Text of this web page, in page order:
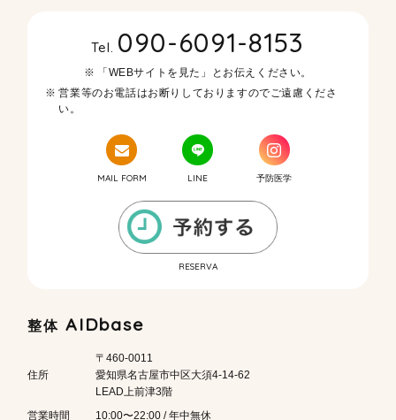
Tel. 090-6091-8153
「WEBサイトを見た」とお伝えください。
営業等のお電話はお断りしておりますのでご遠慮くださ
い。
MAIL FORM LINE 予防医学
RESERVA
整体 AIDbase
住所
〒460-0011
愛知県名古屋市中区大須4-14-62
LEAD上前津3階
営業時間
10:00〜22:00 / 年中無休